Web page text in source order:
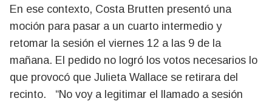
En ese contexto, Costa Brutten presentó una
moción para pasar a un cuarto intermedio y
retomar la sesión el viernes 12 a las 9 de la
mañana. El pedido no logró los votos necesarios lo
que provocó que Julieta Wallace se retirara del
recinto. “No voy a legitimar el llamado a sesión